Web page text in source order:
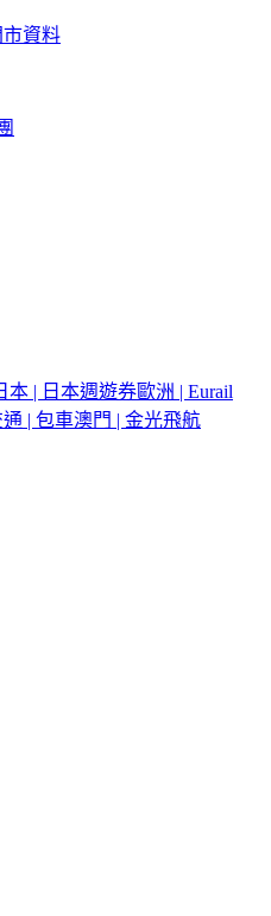
市資料
本 | 日本週遊券歐洲 | Eurail
| 包車澳門 | 金光飛航